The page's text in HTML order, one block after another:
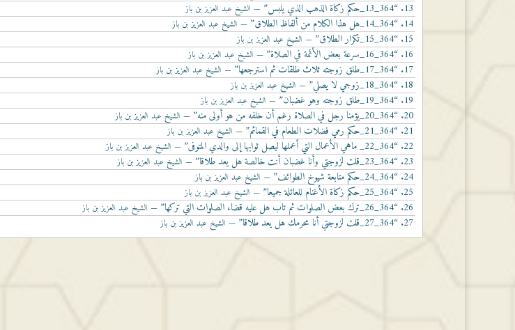
13. “364_13_حكم زكاة الذهب الذي يلبس” — الشيخ عبد العزيز بن باز
14. “364_14_هل هذا الكلام من ألفاظ الطلاق” — الشيخ عبد العزيز بن باز
15. “364_15_تكرار الطلاق” — الشيخ عبد العزيز بن باز
16. “364_16_سرعة بعض الأئمة في الصلاة” — الشيخ عبد العزيز بن باز
17. “364_17_طلق زوجته ثلاث طلقات ثم استرجعها” — الشيخ عبد العزيز بن باز
18. “364_18_زوجي لا يصلي” — الشيخ عبد العزيز بن باز
19. “364_19_طلق زوجته وهو غضبان” — الشيخ عبد العزيز بن باز
20. “364_20_يؤمنا رجل في الصلاة رغم أن خلفه من هو أولى منه” — الشيخ عبد العزيز بن باز
21. “364_21_حكم رمي فضلات الطعام في القمائم” — الشيخ عبد العزيز بن باز
22. “364_22_ ماهي الأعمال التي أعملها ليصل ثوابها إلى والدي المتوفى” — الشيخ عبد العزيز بن باز
23. “364_23_قلت لزوجتي وأنا غضبان أنت خالصة هل يعد طلاقا” — الشيخ عبد العزيز بن باز
24. “364_24_حكم متابعة شيوخ الطوائف” — الشيخ عبد العزيز بن باز
25. “364_25_حكم زكاة الأغنام للعائلة جميعا” — الشيخ عبد العزيز بن باز
26. “364_26_ترك بعض الصلوات ثم تاب هل عليه قضاء الصلوات التي تركها” — الشيخ عبد العزيز بن باز
27. “364_27_قلت لزوجتي أنا محرمك هل يعد طلاقا” — الشيخ عبد العزيز بن باز